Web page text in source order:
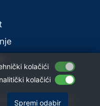
ovim stranicama nije
kolačići
kolačići
Spremi odabir